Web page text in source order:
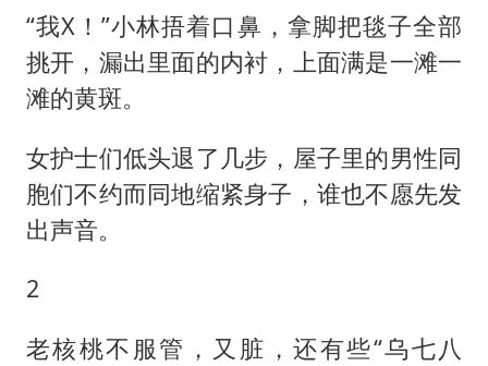
“我X！”小林捂着口鼻，拿脚把毯子全部
挑开，漏出里面的内衬，上面满是一滩一
滩的黄斑。
女护士们低头退了几步，屋子里的男性同
胞们不约而同地缩紧身子，谁也不愿先发
出声音。
2
老核桃不服管，又脏，还有些“乌七八